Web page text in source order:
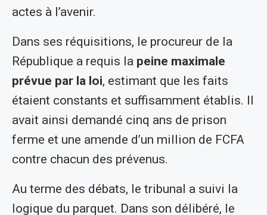
actes à l’avenir.
Dans ses réquisitions, le procureur de la
République a requis la peine maximale
prévue par la loi, estimant que les faits
étaient constants et suffisamment établis. Il
avait ainsi demandé cinq ans de prison
ferme et une amende d’un million de FCFA
contre chacun des prévenus.
Au terme des débats, le tribunal a suivi la
logique du parquet. Dans son délibéré, le